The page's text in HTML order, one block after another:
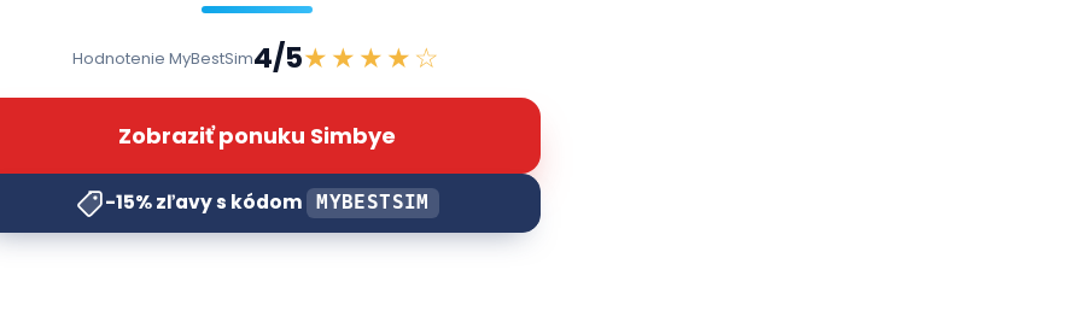
Hodnotenie MyBestSim4/5★★★★☆
Zobraziť ponuku Simbye
-15%zľavy s kódom MYBESTSIM